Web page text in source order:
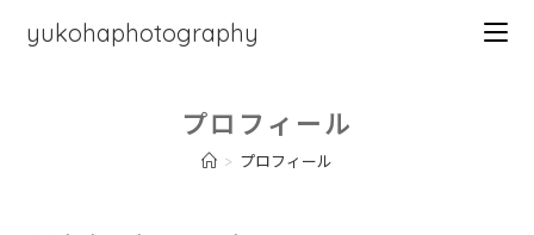
yukohaphotography
プロフィール
> プロフィール